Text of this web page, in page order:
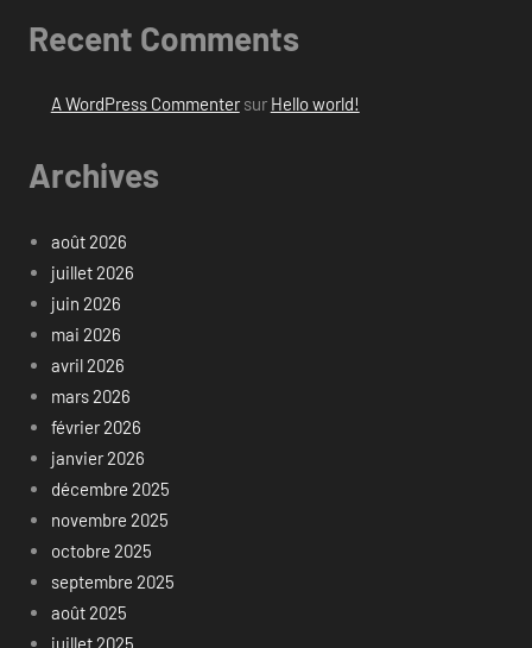
Recent Comments
A WordPress Commentersur Hello world!
Archives
août 2026
juillet 2026
juin 2026
mai 2026
avril 2026
mars 2026
février 2026
janvier 2026
décembre 2025
novembre 2025
octobre 2025
septembre 2025
août 2025
juillet 2025